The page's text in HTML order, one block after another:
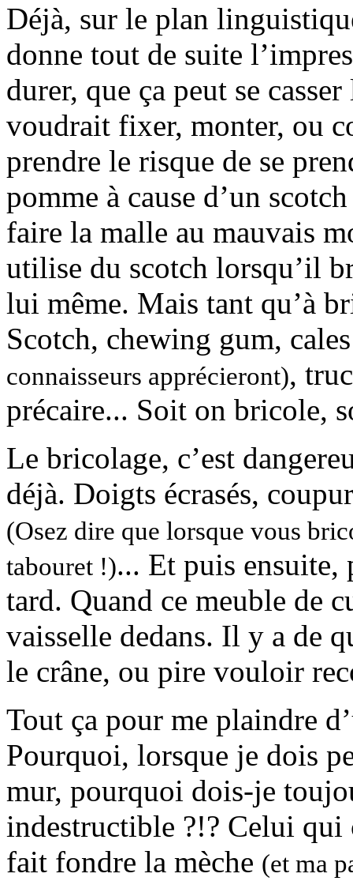
Déjà, sur le plan
donne tout de suite
durer, que ça peut se
voudrait fixer, monter, ou
prendre le risque de se
pomme à cause d’un
faire la malle au mauvais
utilise du scotch lorsqu’il
lui même. Mais tant qu’à
Scotch, chewing gum,
connaisseurs apprécieront),
précaire... Soit on bricole,
Le bricolage, c’est
déjà. Doigts écrasés,
(Osez dire que lorsque vous
tabouret !)... Et puis ensuite,
tard. Quand ce meuble de
vaisselle dedans. Il y a de
le crâne, ou pire vouloir
Tout ça pour me plaindre
Pourquoi, lorsque je dois
mur, pourquoi dois-je
indestructible ?!? Celui qui
fait fondre la mèche (et ma